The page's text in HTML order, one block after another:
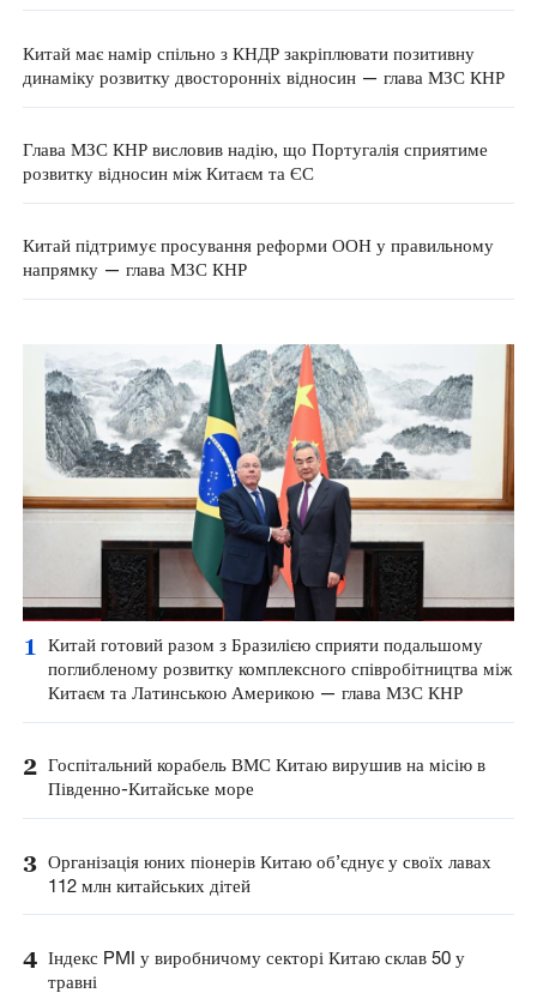
Китай має намір спільно з КНДР закріплювати позитивну
динаміку розвитку двосторонніх відносин — глава МЗС КНР
Глава МЗС КНР висловив надію, що Португалія сприятиме
розвитку відносин між Китаєм та ЄС
Китай підтримує просування реформи ООН у правильному
напрямку — глава МЗС КНР
1
Китай готовий разом з Бразилією сприяти подальшому
поглибленому розвитку комплексного співробітництва між
Китаєм та Латинською Америкою — глава МЗС КНР
2 Госпітальний корабель ВМС Китаю вирушив на місію в
Південно-Китайське море
3 Організація юних піонерів Китаю об’єднує у своїх лавах
112 млн китайських дітей
4 Індекс PMI у виробничому секторі Китаю склав 50 у
травні